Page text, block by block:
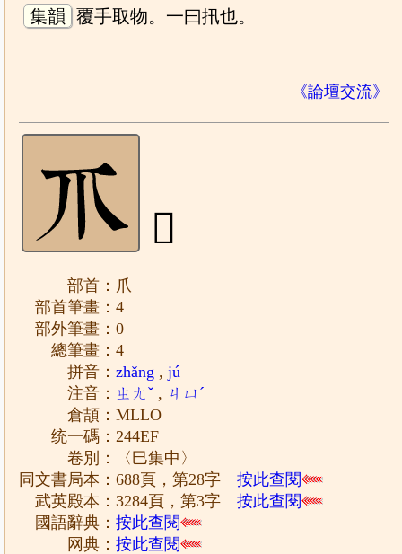
集韻 覆手取物。一曰扟也。
《論壇交流》
𤓯
部首：爪
部首筆畫：4
部外筆畫：0
總筆畫：4
拼音：zhǎng ,jú
注音： ㄓㄤˇ , ㄐㄩˊ
倉頡：MLLO
统一碼：244EF
卷別：〈巳集中〉
同文書局本：688頁，第28字按此查閱
武英殿本：3284頁，第3字按此查閱
國語辭典：按此查閱
网典：按此查閱